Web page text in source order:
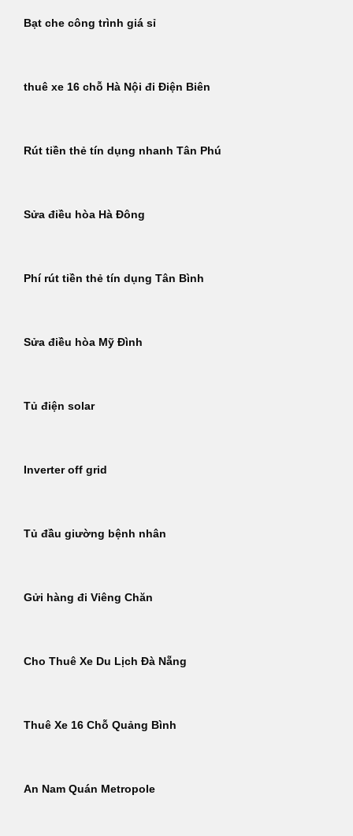
Bạt che công trình giá sỉ
thuê xe 16 chỗ Hà Nội đi Điện Biên
Rút tiền thẻ tín dụng nhanh Tân Phú
Sửa điều hòa Hà Đông
Phí rút tiền thẻ tín dụng Tân Bình
Sửa điều hòa Mỹ Đình
Tủ điện solar
Inverter off grid
Tủ đầu giường bệnh nhân
Gửi hàng đi Viêng Chăn
Cho Thuê Xe Du Lịch Đà Nẵng
Thuê Xe 16 Chỗ Quảng Bình
An Nam Quán Metropole